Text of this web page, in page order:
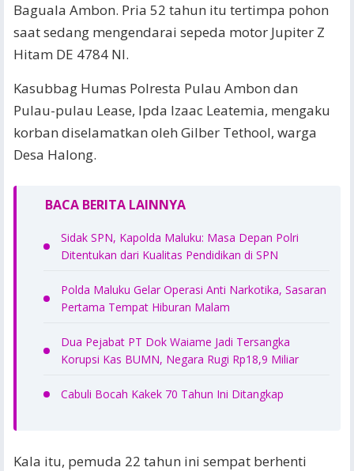
Baguala Ambon. Pria 52 tahun itu tertimpa pohon
saat sedang mengendarai sepeda motor Jupiter Z
Hitam DE 4784 NI.
Kasubbag Humas Polresta Pulau Ambon dan
Pulau-pulau Lease, Ipda Izaac Leatemia, mengaku
korban diselamatkan oleh Gilber Tethool, warga
Desa Halong.
BACA BERITA LAINNYA
Sidak SPN, Kapolda Maluku: Masa Depan Polri
Ditentukan dari Kualitas Pendidikan di SPN
Polda Maluku Gelar Operasi Anti Narkotika, Sasaran
Pertama Tempat Hiburan Malam
Dua Pejabat PT Dok Waiame Jadi Tersangka
Korupsi Kas BUMN, Negara Rugi Rp18,9 Miliar
Cabuli Bocah Kakek 70 Tahun Ini Ditangkap
Kala itu, pemuda 22 tahun ini sempat berhenti